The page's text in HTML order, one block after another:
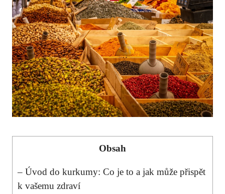
Obsah
– Úvod do kurkumy: Co je to a jak může​ přispět
k vašemu zdraví